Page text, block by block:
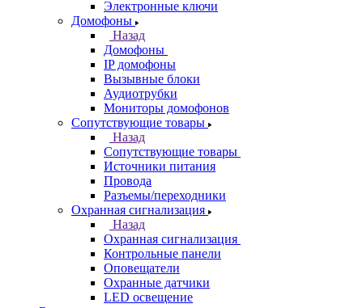
Электронные ключи
Домофоны
Назад
Домофоны
IP домофоны
Вызывные блоки
Аудиотрубки
Мониторы домофонов
Сопутствующие товары
Назад
Сопутствующие товары
Источники питания
Провода
Разъемы/переходники
Охранная сигнализация
Назад
Охранная сигнализация
Контрольные панели
Оповещатели
Охранные датчики
LED освещение